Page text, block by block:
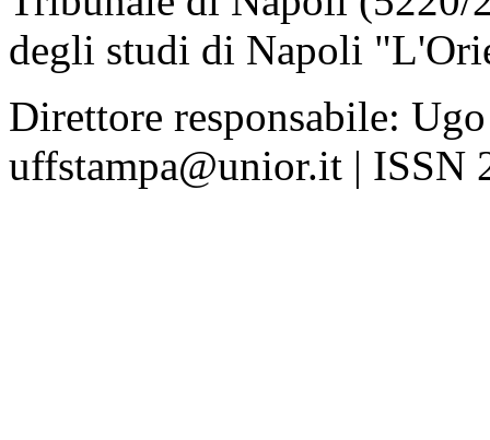
degli studi di Napoli
Direttore responsabile:
uffstampa@unior.it | ISSN